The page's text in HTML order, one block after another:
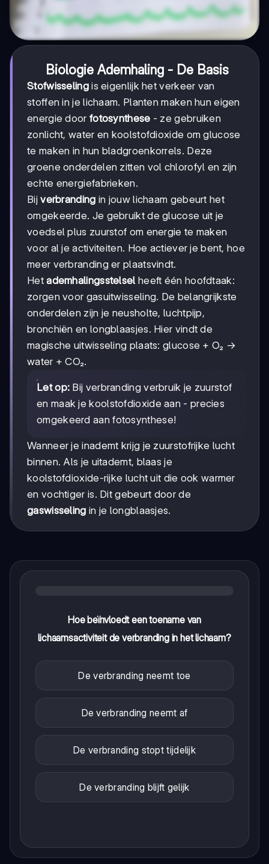
Biologie Ademhaling - De Basis
Stofwisselingis eigenlijk het verkeer van
stoffen in je lichaam. Planten maken hun eigen
energie door fotosynthese - ze gebruiken
zonlicht, water en koolstofdioxide om glucose
te maken in hun bladgroenkorrels. Deze
groene onderdelen zitten vol chlorofyl en zijn
echte energiefabrieken.
Bijverbranding in jouw lichaam gebeurt het
omgekeerde. Je gebruikt de glucose uit je
voedsel plus zuurstof om energie te maken
voor al je activiteiten. Hoe actiever je bent, hoe
meer verbranding er plaatsvindt.
Hetademhalingsstelsel heeft één hoofdtaak:
zorgen voor gasuitwisseling. De belangrijkste
onderdelen zijn je neusholte, luchtpijp,
bronchiën en longblaasjes. Hier vindt de
magische uitwisseling plaats: glucose + O₂ →
water + CO₂.
Let op: Bij verbranding verbruik je zuurstof
en maak je koolstofdioxide aan - precies
omgekeerd aan fotosynthese!
Wanneer je inademt krijg je zuurstofrijke lucht
binnen. Als je uitademt, blaas je
koolstofdioxide-rijke lucht uit die ook warmer
en vochtiger is. Dit gebeurt door de
gaswisseling in je longblaasjes.
Hoe beïnvloedt een toename van
lichaamsactiviteit de verbranding in het lichaam?
De verbranding neemt toe
De verbranding neemt af
De verbranding stopt tijdelijk
De verbranding blijft gelijk